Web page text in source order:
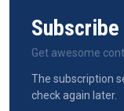
Subscribe
Get awesome
The subscription
check again later.